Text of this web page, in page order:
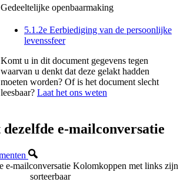
Gedeeltelijke openbaarmaking
5.1.2e Eerbiediging van de persoonlijke
levenssfeer
Komt u in dit document gegevens tegen
waarvan u denkt dat deze gelakt hadden
moeten worden? Of is het document slecht
leesbaar? Laat het ons weten
e-mailconversatie
e-mailconversatie Kolomkoppen met links zijn
sorteerbaar